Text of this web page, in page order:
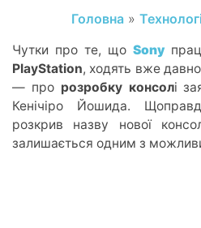
Головна »
Чутки про те, що Sony
PlayStation, ходять вже
— про розробку консолі
Кенічіро Йошида.
розкрив назву нової
залишається одним з